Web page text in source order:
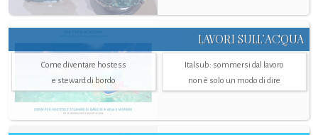
LAVORI SULL’ACQUA
Come diventare hostess
e steward di bordo
Italsub: sommersi dal lavoro
non è solo un modo di dire